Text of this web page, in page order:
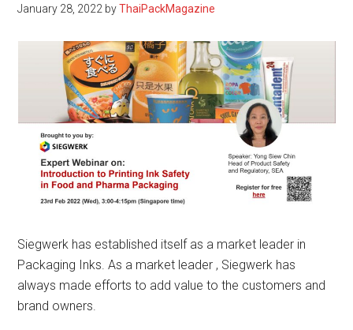
January 28, 2022 byThaiPackMagazine
Siegwerk has established itself as a market leader in
Packaging Inks. As a market leader , Siegwerk has
always made efforts to add value to the customers and
brand owners.